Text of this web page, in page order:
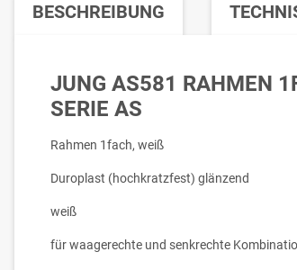
BESCHREIBUNG
JUNG AS581 RAHMEN
ERIE AS
Rahmen 1fach, weiß
Duroplast (hochkratzfest) glänzend
weiß
für waagerechte und senkrechte